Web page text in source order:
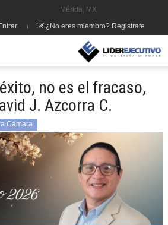
Mérida, MX
¿No eres miembro? Registrate
no es el fracaso,
J. Azcorra C.
Cámara